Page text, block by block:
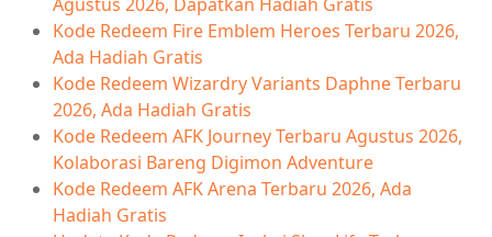
Kode Redeem Fire Emblem Heroes Terbaru 2026,
Ada Hadiah Gratis
Kode Redeem Wizardry Variants Daphne Terbaru
2026, Ada Hadiah Gratis
Kode Redeem AFK Journey Terbaru Agustus 2026,
Kolaborasi Bareng Digimon Adventure
Kode Redeem AFK Arena Terbaru 2026, Ada
Hadiah Gratis